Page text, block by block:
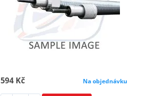
594 Kč Na objednávku